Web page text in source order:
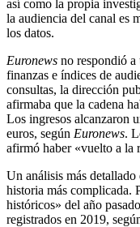
así como la propia
la audiencia del canal es
los datos.
Euronews no respondió a
finanzas e índices de
consultas, la dirección
afirmaba que la cadena
Los ingresos alcanzaron
euros, según Euronews.
afirmó haber «vuelto a la
Un análisis más detallado
historia más complicada.
históricos» del año
registrados en 2019,